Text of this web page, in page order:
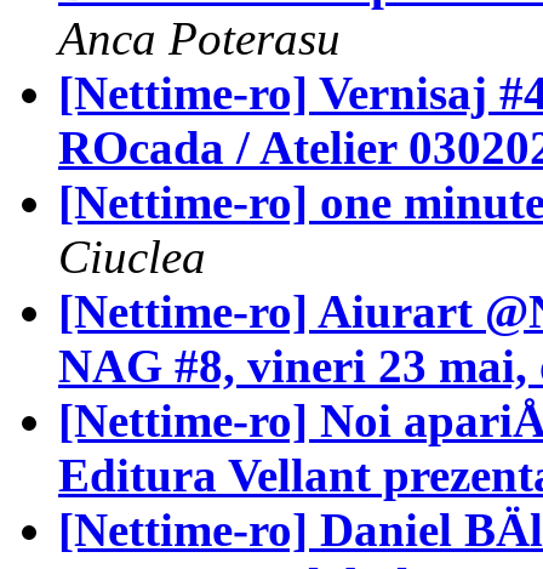
Anca Poterasu
[Nettime-ro] Vernisaj
ROcada / Atelier
[Nettime-ro] one
Ciuclea
[Nettime-ro] Aiurart
NAG #8, vineri 23 mai,
[Nettime-ro] Noi
Editura Vellant
[Nettime-ro] Daniel